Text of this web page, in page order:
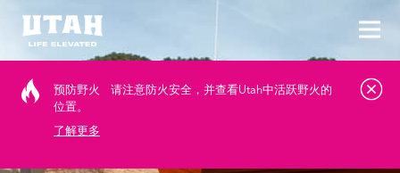
切换
预防野火
请注意防火安全，并查看Utah中活跃野火的
位置。
了解更多